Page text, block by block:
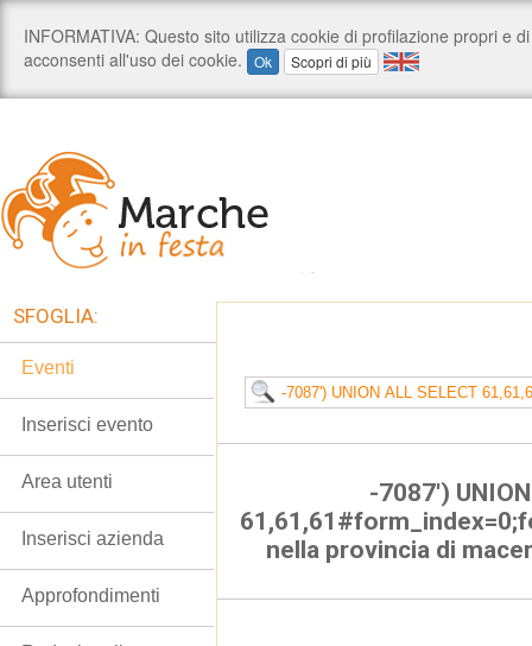
-7087')
nella provincia di
SFOGLIA:
Eventi
Inserisci evento
Area utenti
Inserisci azienda
Approfondimenti